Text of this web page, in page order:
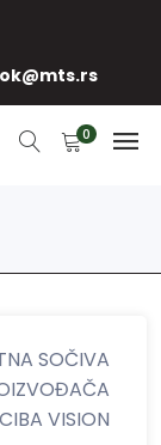
0
SOČIVA
CIBA VISION